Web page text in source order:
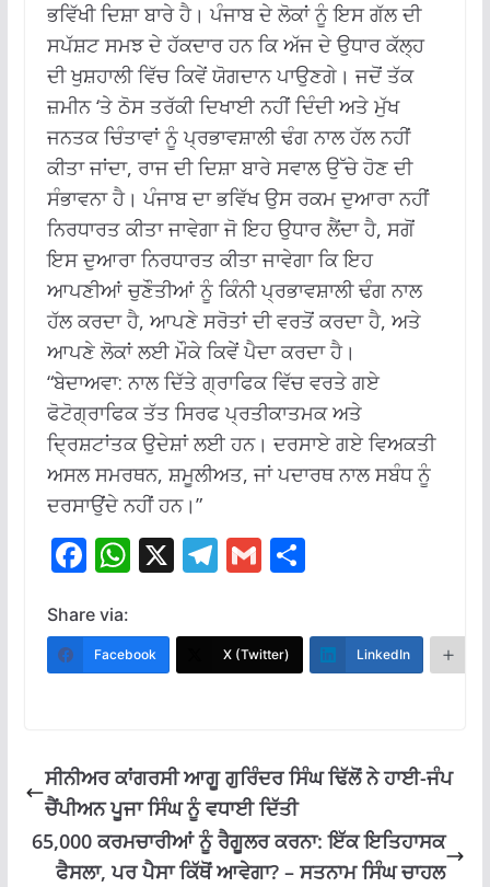
ਭਵਿੱਖੀ ਦਿਸ਼ਾ ਬਾਰੇ ਹੈ। ਪੰਜਾਬ ਦੇ ਲੋਕਾਂ ਨੂੰ ਇਸ ਗੱਲ ਦੀ
ਸਪੱਸ਼ਟ ਸਮਝ ਦੇ ਹੱਕਦਾਰ ਹਨ ਕਿ ਅੱਜ ਦੇ ਉਧਾਰ ਕੱਲ੍ਹ
ਦੀ ਖੁਸ਼ਹਾਲੀ ਵਿੱਚ ਕਿਵੇਂ ਯੋਗਦਾਨ ਪਾਉਣਗੇ। ਜਦੋਂ ਤੱਕ
ਜ਼ਮੀਨ ‘ਤੇ ਠੋਸ ਤਰੱਕੀ ਦਿਖਾਈ ਨਹੀਂ ਦਿੰਦੀ ਅਤੇ ਮੁੱਖ
ਜਨਤਕ ਚਿੰਤਾਵਾਂ ਨੂੰ ਪ੍ਰਭਾਵਸ਼ਾਲੀ ਢੰਗ ਨਾਲ ਹੱਲ ਨਹੀਂ
ਕੀਤਾ ਜਾਂਦਾ, ਰਾਜ ਦੀ ਦਿਸ਼ਾ ਬਾਰੇ ਸਵਾਲ ਉੱਚੇ ਹੋਣ ਦੀ
ਸੰਭਾਵਨਾ ਹੈ। ਪੰਜਾਬ ਦਾ ਭਵਿੱਖ ਉਸ ਰਕਮ ਦੁਆਰਾ ਨਹੀਂ
ਨਿਰਧਾਰਤ ਕੀਤਾ ਜਾਵੇਗਾ ਜੋ ਇਹ ਉਧਾਰ ਲੈਂਦਾ ਹੈ, ਸਗੋਂ
ਇਸ ਦੁਆਰਾ ਨਿਰਧਾਰਤ ਕੀਤਾ ਜਾਵੇਗਾ ਕਿ ਇਹ
ਆਪਣੀਆਂ ਚੁਣੌਤੀਆਂ ਨੂੰ ਕਿੰਨੀ ਪ੍ਰਭਾਵਸ਼ਾਲੀ ਢੰਗ ਨਾਲ
ਹੱਲ ਕਰਦਾ ਹੈ, ਆਪਣੇ ਸਰੋਤਾਂ ਦੀ ਵਰਤੋਂ ਕਰਦਾ ਹੈ, ਅਤੇ
ਆਪਣੇ ਲੋਕਾਂ ਲਈ ਮੌਕੇ ਕਿਵੇਂ ਪੈਦਾ ਕਰਦਾ ਹੈ।
“ਬੇਦਾਅਵਾ: ਨਾਲ ਦਿੱਤੇ ਗ੍ਰਾਫਿਕ ਵਿੱਚ ਵਰਤੇ ਗਏ
ਫੋਟੋਗ੍ਰਾਫਿਕ ਤੱਤ ਸਿਰਫ ਪ੍ਰਤੀਕਾਤਮਕ ਅਤੇ
ਦ੍ਰਿਸ਼ਟਾਂਤਕ ਉਦੇਸ਼ਾਂ ਲਈ ਹਨ। ਦਰਸਾਏ ਗਏ ਵਿਅਕਤੀ
ਅਸਲ ਸਮਰਥਨ, ਸ਼ਮੂਲੀਅਤ, ਜਾਂ ਪਦਾਰਥ ਨਾਲ ਸਬੰਧ ਨੂੰ
ਦਰਸਾਉਂਦੇ ਨਹੀਂ ਹਨ।”
F
e
b
k
W
at
s
p
X T
e
gr
G
ai
l
S
ar
e
Share via:
Facebook X (Twitter) LinkedIn
ਸੀਨੀਅਰ ਕਾਂਗਰਸੀ ਆਗੂ ਗੁਰਿੰਦਰ ਸਿੰਘ ਢਿੱਲੋਂ ਨੇ ਹਾਈ-ਜੰਪ
ਚੈਂਪੀਅਨ ਪੂਜਾ ਸਿੰਘ ਨੂੰ ਵਧਾਈ ਦਿੱਤੀ
65,000 ਕਰਮਚਾਰੀਆਂ ਨੂੰ ਰੈਗੂਲਰ ਕਰਨਾ: ਇੱਕ ਇਤਿਹਾਸਕ
ਫੈਸਲਾ, ਪਰ ਪੈਸਾ ਕਿੱਥੋਂ ਆਵੇਗਾ? – ਸਤਨਾਮ ਸਿੰਘ ਚਾਹਲ